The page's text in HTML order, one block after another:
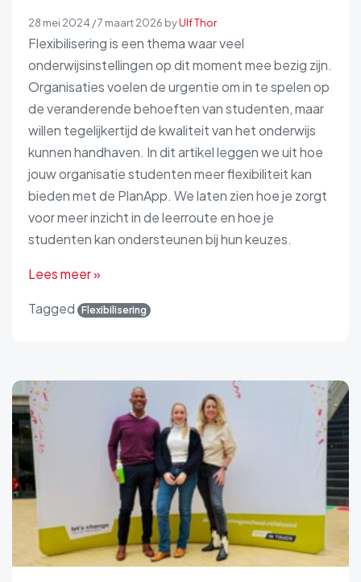
28 mei 2024 /7 maart 2026 byUlf Thor
Flexibilisering is een thema waar veel
onderwijsinstellingen op dit moment mee bezig zijn.
Organisaties voelen de urgentie om in te spelen op
de veranderende behoeften van studenten, maar
willen tegelijkertijd de kwaliteit van het onderwijs
kunnen handhaven. In dit artikel leggen we uit hoe
jouw organisatie studenten meer flexibiliteit kan
bieden met de PlanApp. We laten zien hoe je zorgt
voor meer inzicht in de leerroute en hoe je
studenten kan ondersteunen bij hun keuzes.
Lees meer »
Tagged Flexibilisering